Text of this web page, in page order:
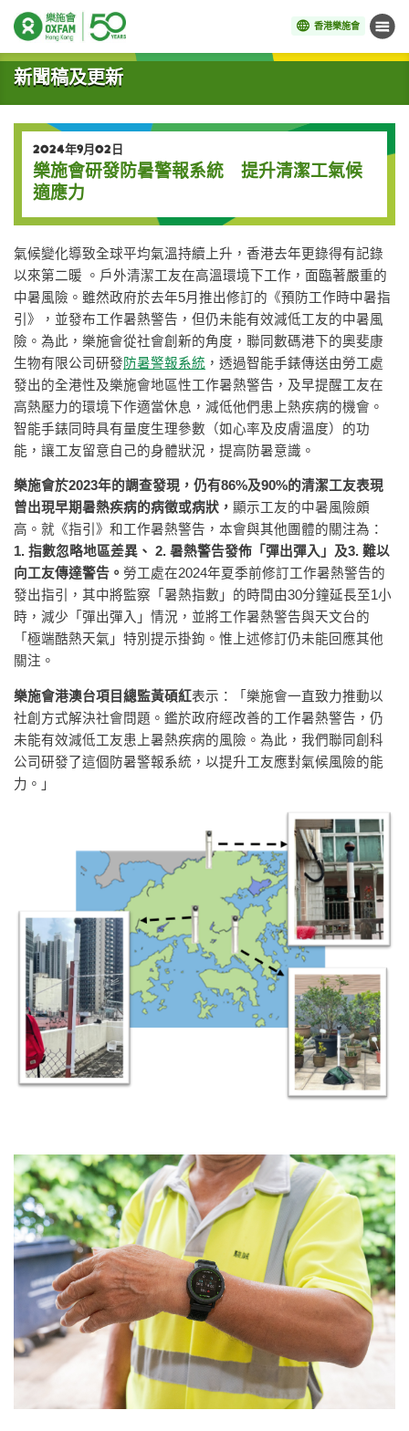
香港樂施會 目錄
開始主要內容
新聞稿及更新
2024年9月02日
樂施會研發防暑警報系統 提升清潔工氣候
適應力
氣候變化導致全球平均氣溫持續上升，香港去年更錄得有記錄
以來第二暖 。戶外清潔工友在高溫環境下工作，面臨著嚴重的
中暑風險。雖然政府於去年5月推出修訂的《預防工作時中暑指
引》，並發布工作暑熱警告，但仍未能有效減低工友的中暑風
險。為此，樂施會從社會創新的角度，聯同數碼港下的奧斐康
生物有限公司研發 防暑警報系統 ，透過智能手錶傳送由勞工處
發出的全港性及樂施會地區性工作暑熱警告，及早提醒工友在
高熱壓力的環境下作適當休息，減低他們患上熱疾病的機會。
智能手錶同時具有量度生理參數（如心率及皮膚溫度）的功
能，讓工友留意自己的身體狀況，提高防暑意識。
樂施會於2023年的調查發現，仍有86%及90%的清潔工友表現
曾出現早期暑熱疾病的病徵或病狀， 顯示工友的中暑風險頗
高。就《指引》和工作暑熱警告，本會與其他團體的關注為：
1. 指數忽略地區差異、 2. 暑熱警告發佈「彈出彈入」及3. 難以
向工友傳達警告。 勞工處在2024年夏季前修訂工作暑熱警告的
發出指引，其中將監察「暑熱指數」的時間由30分鐘延長至1小
時，減少「彈出彈入」情況，並將工作暑熱警告與天文台的
「極端酷熱天氣」特別提示掛鉤。惟上述修訂仍未能回應其他
關注。
樂施會港澳台項目總監黃碩紅 表示：「樂施會一直致力推動以
社創方式解決社會問題。鑑於政府經改善的工作暑熱警告，仍
未能有效減低工友患上暑熱疾病的風險。為此，我們聯同創科
公司研發了這個防暑警報系統，以提升工友應對氣候風險的能
力。」